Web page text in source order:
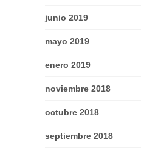
junio 2019
mayo 2019
enero 2019
noviembre 2018
octubre 2018
septiembre 2018